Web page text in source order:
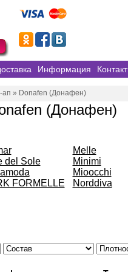
Информация
ап » Donafen (Донафен)
(Донафен)
del Sole
FORMELLE
Melle
Minimi
Mioocchi
Norddiva